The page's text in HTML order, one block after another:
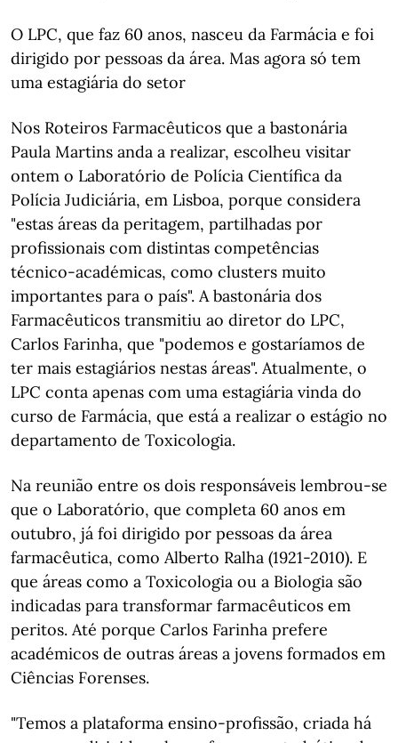
O LPC, que faz 60 anos, nasceu da Farmácia e foi
dirigido por pessoas da área. Mas agora só tem
uma estagiária do setor
Nos Roteiros Farmacêuticos que a bastonária
Paula Martins anda a realizar, escolheu visitar
ontem o Laboratório de Polícia Científica da
Polícia Judiciária, em Lisboa, porque considera
"estas áreas da peritagem, partilhadas por
profissionais com distintas competências
técnico-académicas, como clusters muito
importantes para o país". A bastonária dos
Farmacêuticos transmitiu ao diretor do LPC,
Carlos Farinha, que "podemos e gostaríamos de
ter mais estagiários nestas áreas". Atualmente, o
LPC conta apenas com uma estagiária vinda do
curso de Farmácia, que está a realizar o estágio no
departamento de Toxicologia.
Na reunião entre os dois responsáveis lembrou-se
que o Laboratório, que completa 60 anos em
outubro, já foi dirigido por pessoas da área
farmacêutica, como Alberto Ralha (1921-2010). E
que áreas como a Toxicologia ou a Biologia são
indicadas para transformar farmacêuticos em
peritos. Até porque Carlos Farinha prefere
académicos de outras áreas a jovens formados em
Ciências Forenses.
"Temos a plataforma ensino-profissão, criada há